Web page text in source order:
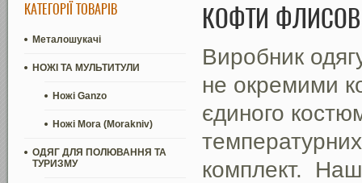
КАТЕГОРІЇ ТОВАРІВ
Металошукачі
НОЖІ ТА МУЛЬТИТУЛИ
Ножі Ganzo
Ножі Mora (Morakniv)
ОДЯГ ДЛЯ ПОЛЮВАННЯ ТА
ТУРИЗМУ
КОФТИ
Виробник
не окремими
єдиного
комплект.